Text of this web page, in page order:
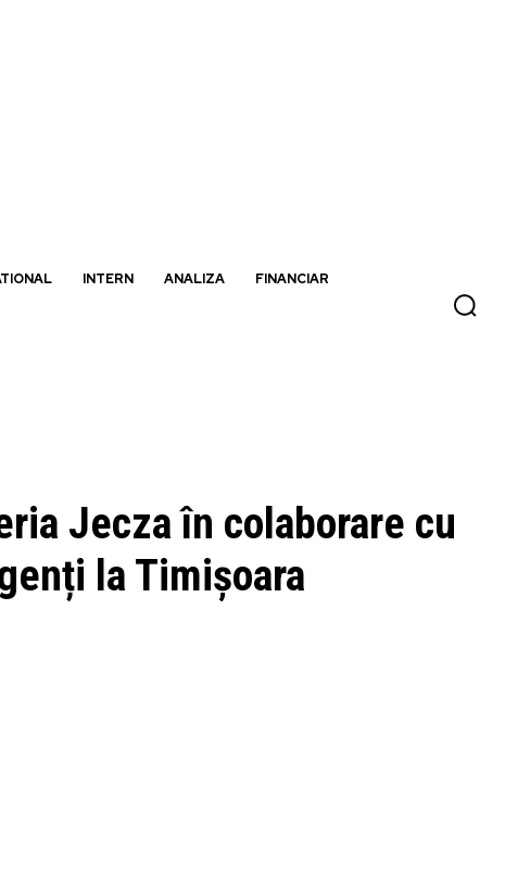
INTERN ANALIZA FINANCIAR
Jecza în colaborare cu
la Timișoara